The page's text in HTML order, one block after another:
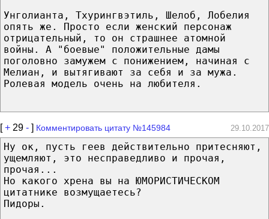
Унголианта, Тхурингвэтиль, Шелоб, Лобелия
опять же. Просто если женский персонаж
отрицательный, то он страшнее атомной
войны. А "боевые" положительные дамы
поголовно замужем с понижением, начиная с
Мелиан, и вытягивают за себя и за мужа.
Ролевая модель очень на любителя.
[+ 29 - ] Комментировать цитату №145984 29.10.2017
Ну ок, пусть геев действительно притесняют,
ущемляют, это несправедливо и прочая,
прочая...
Но какого хрена вы на ЮМОРИСТИЧЕСКОМ
цитатнике возмущаетесь?
Пидоры.